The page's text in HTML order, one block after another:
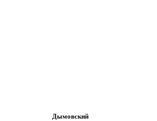
Дымовский